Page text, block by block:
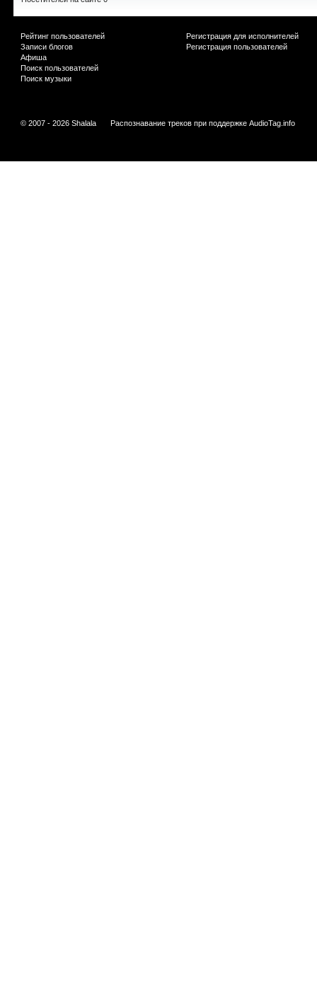
Рейтинг пользователей
Записи блогов
Афиша
Поиск пользователей
Поиск музыки
Регистрация для исполнителей
Регистрация пользователей
© 2007 - 2026 Shalala Распознавание треков при поддержке AudioTag.info